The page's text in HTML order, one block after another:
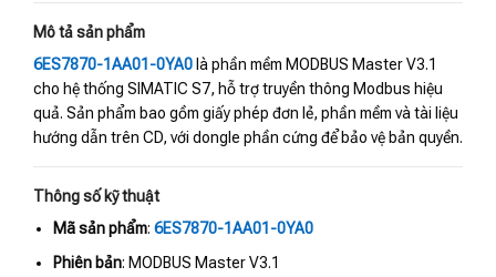
Mô tả sản phẩm
6ES7870-1AA01-0YA0 là phần mềm MODBUS Master V3.1
cho hệ thống SIMATIC S7, hỗ trợ truyền thông Modbus hiệu
quả. Sản phẩm bao gồm giấy phép đơn lẻ, phần mềm và tài liệu
hướng dẫn trên CD, với dongle phần cứng để bảo vệ bản quyền.
Thông số kỹ thuật
Mã sản phẩm:6ES7870-1AA01-0YA0
Phiên bản: MODBUS Master V3.1